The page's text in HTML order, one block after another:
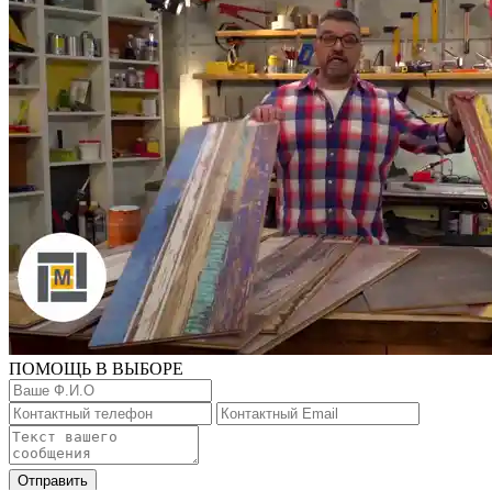
ПОМОЩЬ В ВЫБОРЕ
Отправить